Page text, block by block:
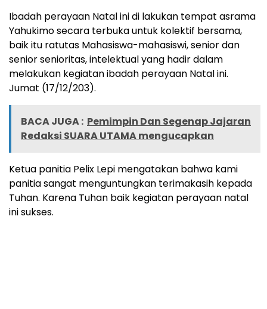
Ibadah perayaan Natal ini di lakukan tempat asrama
Yahukimo secara terbuka untuk kolektif bersama,
baik itu ratutas Mahasiswa-mahasiswi, senior dan
senior senioritas, intelektual yang hadir dalam
melakukan kegiatan ibadah perayaan Natal ini.
Jumat (17/12/203).
BACA JUGA : Pemimpin Dan Segenap Jajaran
Redaksi SUARA UTAMA mengucapkan
Ketua panitia Pelix Lepi mengatakan bahwa kami
panitia sangat menguntungkan terimakasih kepada
Tuhan. Karena Tuhan baik kegiatan perayaan natal
ini sukses.